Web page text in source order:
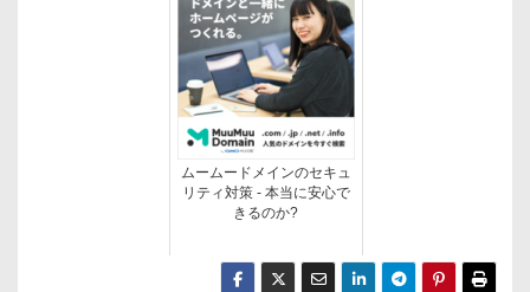
ムームードメインのセキュ
リティ対策 - 本当に安心で
きるのか?